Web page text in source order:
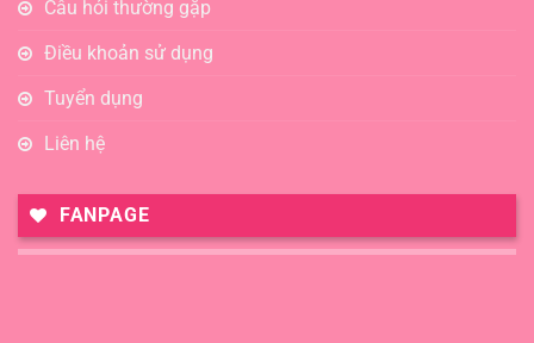
Câu hỏi thường gặp
Điều khoản sử dụng
Tuyển dụng
Liên hệ
FANPAGE